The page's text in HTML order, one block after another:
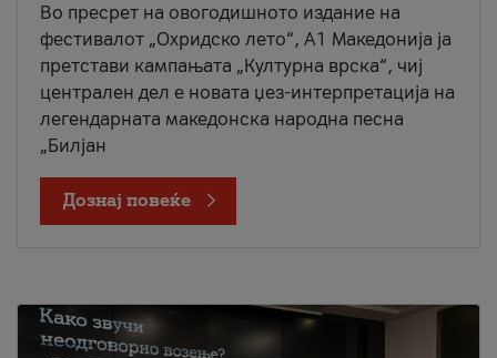
Во пресрет на овогодишното издание на
фестивалот „Охридско лето“, А1 Македонија ја
претстави кампањата „Културна врска“, чиј
централен дел е новата џез-интерпретација на
легендарната македонска народна песна
„Билјан
Дознај повеќе